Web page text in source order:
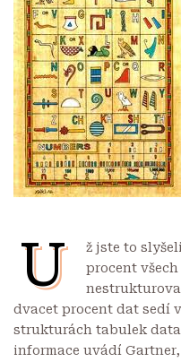
U
ž jste to
procent
dvacet procent dat sedí
strukturách tabulek
informace uvádí